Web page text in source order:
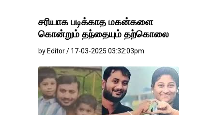
சரியாக படிக்காத மகன்களை
கொன்றும் தந்தையும் தற்கொலை
by Editor / 17-03-2025 03:32:03pm